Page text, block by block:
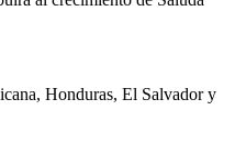
Honduras, El Salvador y